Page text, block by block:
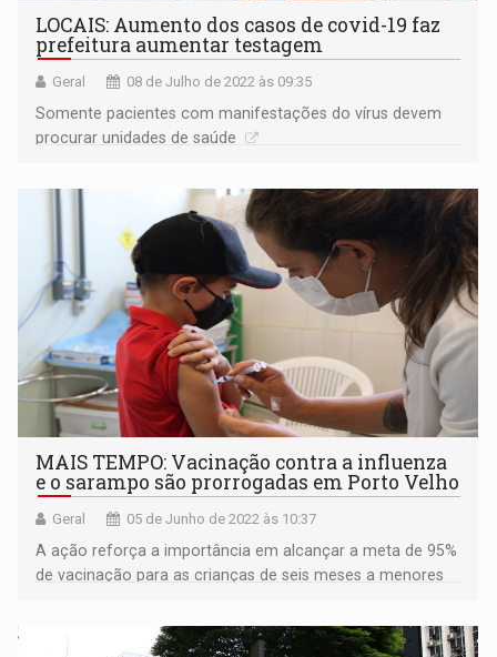
LOCAIS: Aumento dos casos de covid-19 faz
prefeitura aumentar testagem
Geral 08 de Julho de 2022 às 09:35
Somente pacientes com manifestações do vírus devem
procurar unidades de saúde
MAIS TEMPO: Vacinação contra a influenza
e o sarampo são prorrogadas em Porto Velho
Geral 05 de Junho de 2022 às 10:37
A ação reforça a importância em alcançar a meta de 95%
de vacinação para as crianças de seis meses a menores